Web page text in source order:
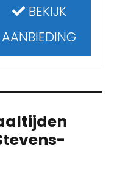
BEKIJK
AANBIEDING